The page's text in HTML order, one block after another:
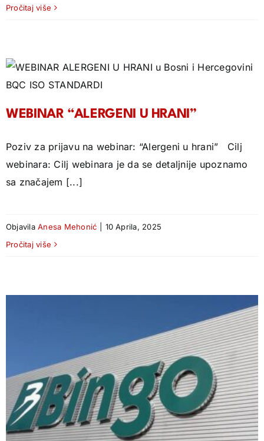
Pročitaj više
WEBINAR “ALERGENI U HRANI”
Poziv za prijavu na webinar: “Alergeni u hrani” Cilj
webinara: Cilj webinara je da se detaljnije upoznamo
sa značajem [...]
ObjavilaAnesa Mehonić
10 Aprila, 2025
Pročitaj više